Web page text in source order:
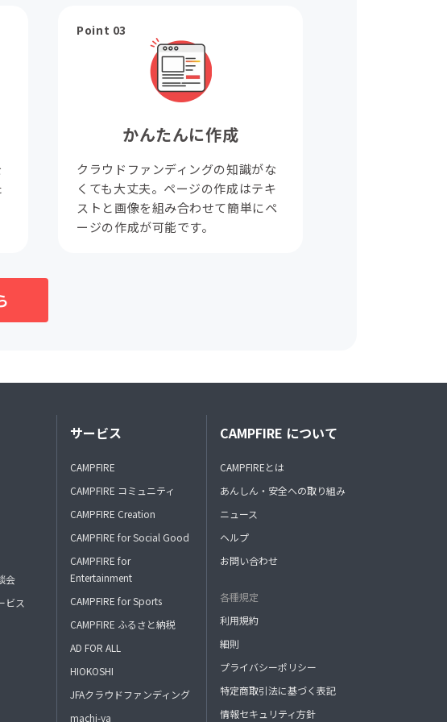
Point 03
かんたんに作成
クラウドファンディングの知識がな
くても大丈夫。ページの作成はテキ
ストと画像を組み合わせて簡単にペ
ージの作成が可能です。
会
ビス
サービス
CAMPFIRE
CAMPFIRE コミュニティ
CAMPFIRE Creation
CAMPFIRE for Social Good
CAMPFIRE for
Entertainment
CAMPFIRE for Sports
CAMPFIRE ふるさと納税
AD FOR ALL
HIOKOSHI
JFAクラウドファンディング
machi-ya
CAMPFIRE について
CAMPFIREとは
あんしん・安全への取り組み
ニュース
ヘルプ
お問い合わせ
各種規定
利用規約
細則
プライバシーポリシー
特定商取引法に基づく表記
情報セキュリティ方針